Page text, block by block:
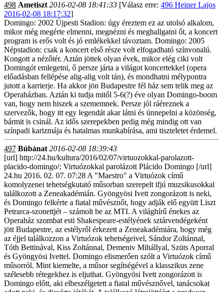
498 Ametiszt 2016-02-08 18:41:33 [Válasz erre: 496 Heiner Lajos
2016-02-08 18:17:32]
Domingo: 2002 Újpesti Stadion: úgy éreztem ez az utolsó alkalom,
mikor még megérte elmenni, megnézni és meghallgatni őt, a koncert
program is erős volt és jó emlékekkel távoztam. Domingo: 2005
Népstadion: csak a koncert első része volt elfogadható színvonalú.
Kongott a nézőtér. Aztán jöttek olyan évek, mikor elég ciki volt
Domingót emlegetni, ő persze járta a világot koncertekkel (opera
előadásban fellépése alig-alig volt tán), és mondhatni mélypontra
jutott a karrierje. Ha akkor jön Budapestre fél ház sem telik meg az
Operaházban. Aztán ki tudja mitől 5-6(?) éve olyan Domingo-boom
van, hogy nem hiszek a szememnek. Persze jól ráéreznek a
szervezők, hogy itt egy legendát akar látni és ünnepelni a közönség,
bármit is csinál. Az idős szerepekben pedig még mindig ott van
színpadi karizmája és hatalmas munkabírása, ami tiszteletet érdemel.
497 Búbánat 2016-02-08 18:39:43
[url] http://24.hu/kultura/2016/02/07/virtuozokkal-parolazott-
placido-domingo/; Virtuózokkal parolázott Plácido Domingo [/url]
24.hu 2016. 02. 07. 07:28 A "Maestro" a Virtuózok című
komolyzenei tehetségkutató műsorban szerepelt ifjú muzsikusokkal
találkozott a Zeneakadémián. Gyöngyösi Ivett zongorázott is neki,
és Domingo felkérte a fiatal művésznőt, hogy adják elő együtt Liszt
Petrarca-szonettjét – számolt be az MTI. A világhírű énekes az
Operaház szombat esti Shakespeare-estélyének sztárvendégeként
jött Budapestre, az estélyről érkezett a Zeneakadémiára, hogy még
az éjjel találkozzon a Virtuózok tehetségeivel, Sándor Zoltánnal,
Tóth Bettinával, Kiss Zoltánnal, Demeniv Mihállyal, Szüts Aporral
és Gyöngyösi Ivettel. Domingo elismerően szólt a Virtuózok című
műsorról. Mint kiemelte, a műsor segítségével a klasszikus zene
szélesebb rétegekhez is eljuthat. Gyöngyösi Ivett zongorázott is
Domingo előtt, aki elbeszélgetett a fiatal művésznővel, tanácsokat